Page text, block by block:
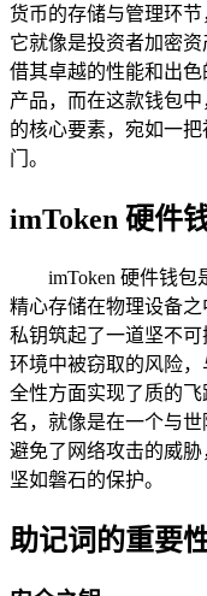
货币的存储与管理环节
它就像是投资者加密资
借其卓越的性能和出
产品，而在这款钱包中
的核心要素，宛如一
门。
imToken 硬件
imToken 硬件钱
精心存储在物理设备
私钥筑起了一道坚不
环境中被窃取的风险
全性方面实现了质的
名，就像是在一个与
避免了网络攻击的威胁
坚如磐石的保护。
助记词的重要